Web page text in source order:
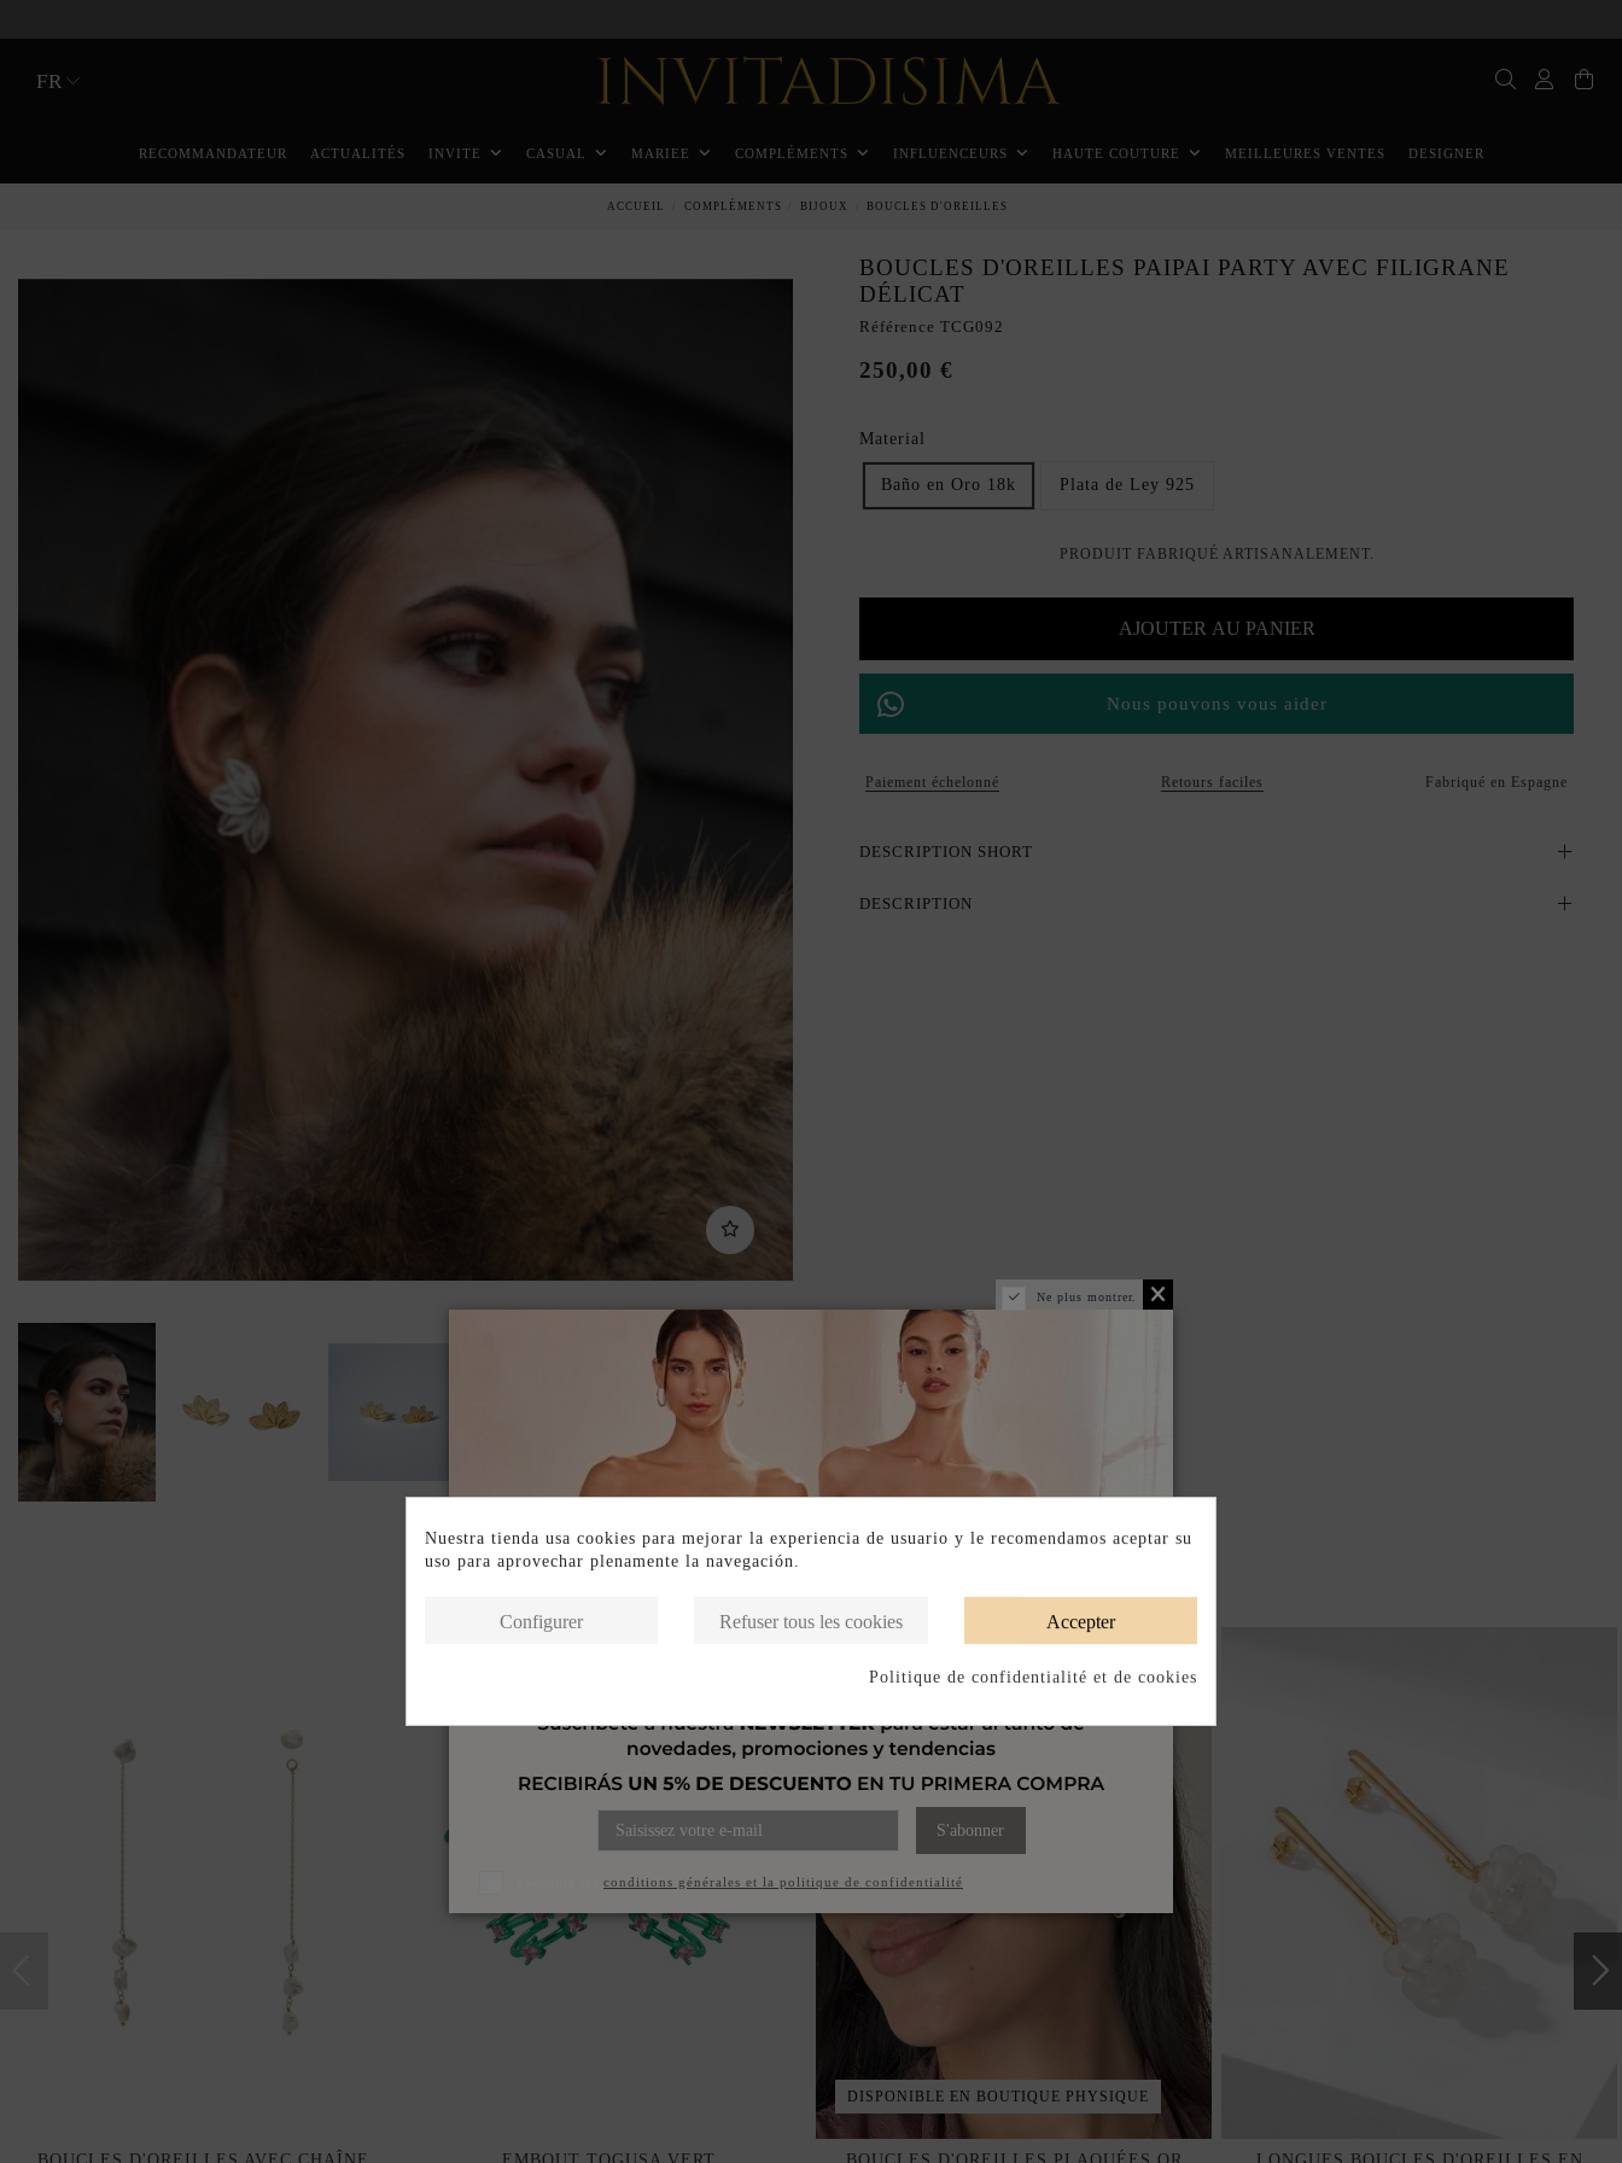
FR
RECOMMANDATEUR ACTUALITÉS INVITE CASUAL MARIEE COMPLÉMENTS INFLUENCEURS HAUTE COUTURE MEILLEURES VENTES DESIGNER
ACCUEIL COMPLÉMENTS BIJOUX BOUCLES D'OREILLES
BOUCLES D'OREILLES PAIPAI PARTY AVEC FILIGRANE
DÉLICAT
Référence TCG092
250,00 €
Material
Baño en Oro 18k Plata de Ley 925
PRODUIT FABRIQUÉ ARTISANALEMENT.
AJOUTER AU PANIER
Nous pouvons vous aider
Paiement échelonné Retours faciles Fabriqué en Espagne
DESCRIPTION SHORT
DESCRIPTION
DISPONIBLE EN BOUTIQUE PHYSIQUE
Ne plus montrer.
S'abonner
conditions générales et la politique de confidentialité
Nuestra tienda usa cookies para mejorar la experiencia de usuario y le recomendamos aceptar su
uso para aprovechar plenamente la navegación.
Accepter
Refuser tous les cookies
Configurer
Politique de confidentialité et de cookies